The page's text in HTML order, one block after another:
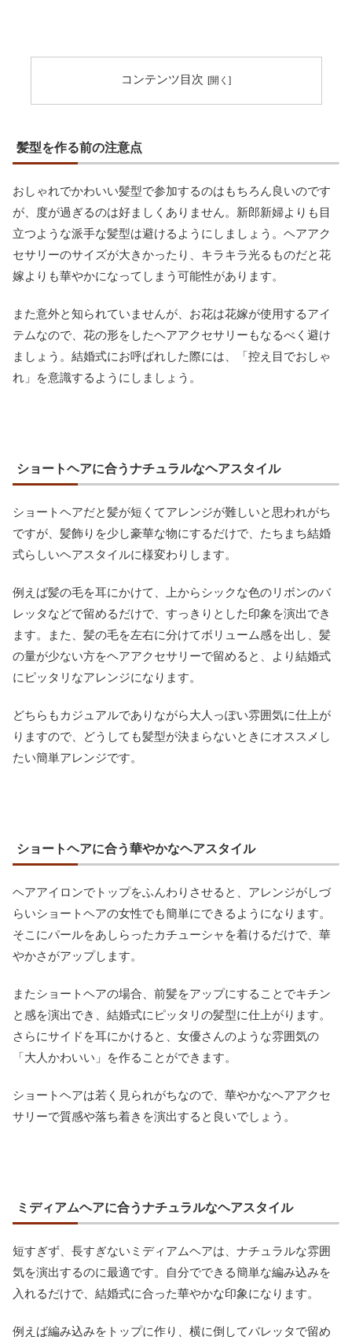
コンテンツ目次
髪型を作る前の注意点
おしゃれでかわいい髪型で参加するのはもちろん良いのです
が、度が過ぎるのは好ましくありません。新郎新婦よりも目
立つような派手な髪型は避けるようにしましょう。ヘアアク
セサリーのサイズが大きかったり、キラキラ光るものだと花
嫁よりも華やかになってしまう可能性があります。
また意外と知られていませんが、お花は花嫁が使用するアイ
テムなので、花の形をしたヘアアクセサリーもなるべく避け
ましょう。結婚式にお呼ばれした際には、「控え目でおしゃ
れ」を意識するようにしましょう。
ショートヘアに合うナチュラルなヘアスタイル
ショートヘアだと髪が短くてアレンジが難しいと思われがち
ですが、髪飾りを少し豪華な物にするだけで、たちまち結婚
式らしいヘアスタイルに様変わりします。
例えば髪の毛を耳にかけて、上からシックな色のリボンのバ
レッタなどで留めるだけで、すっきりとした印象を演出でき
ます。また、髪の毛を左右に分けてボリューム感を出し、髪
の量が少ない方をヘアアクセサリーで留めると、より結婚式
にピッタリなアレンジになります。
どちらもカジュアルでありながら大人っぽい雰囲気に仕上が
りますので、どうしても髪型が決まらないときにオススメし
たい簡単アレンジです。
ショートヘアに合う華やかなヘアスタイル
ヘアアイロンでトップをふんわりさせると、アレンジがしづ
らいショートヘアの女性でも簡単にできるようになります。
そこにパールをあしらったカチューシャを着けるだけで、華
やかさがアップします。
またショートヘアの場合、前髪をアップにすることでキチン
と感を演出でき、結婚式にピッタリの髪型に仕上がります。
さらにサイドを耳にかけると、女優さんのような雰囲気の
「大人かわいい」を作ることができます。
ショートヘアは若く見られがちなので、華やかなヘアアクセ
サリーで質感や落ち着きを演出すると良いでしょう。
ミディアムヘアに合うナチュラルなヘアスタイル
短すぎず、長すぎないミディアムヘアは、ナチュラルな雰囲
気を演出するのに最適です。自分でできる簡単な編み込みを
入れるだけで、結婚式に合った華やかな印象になります。
例えば編み込みをトップに作り、横に倒してバレッタで留め